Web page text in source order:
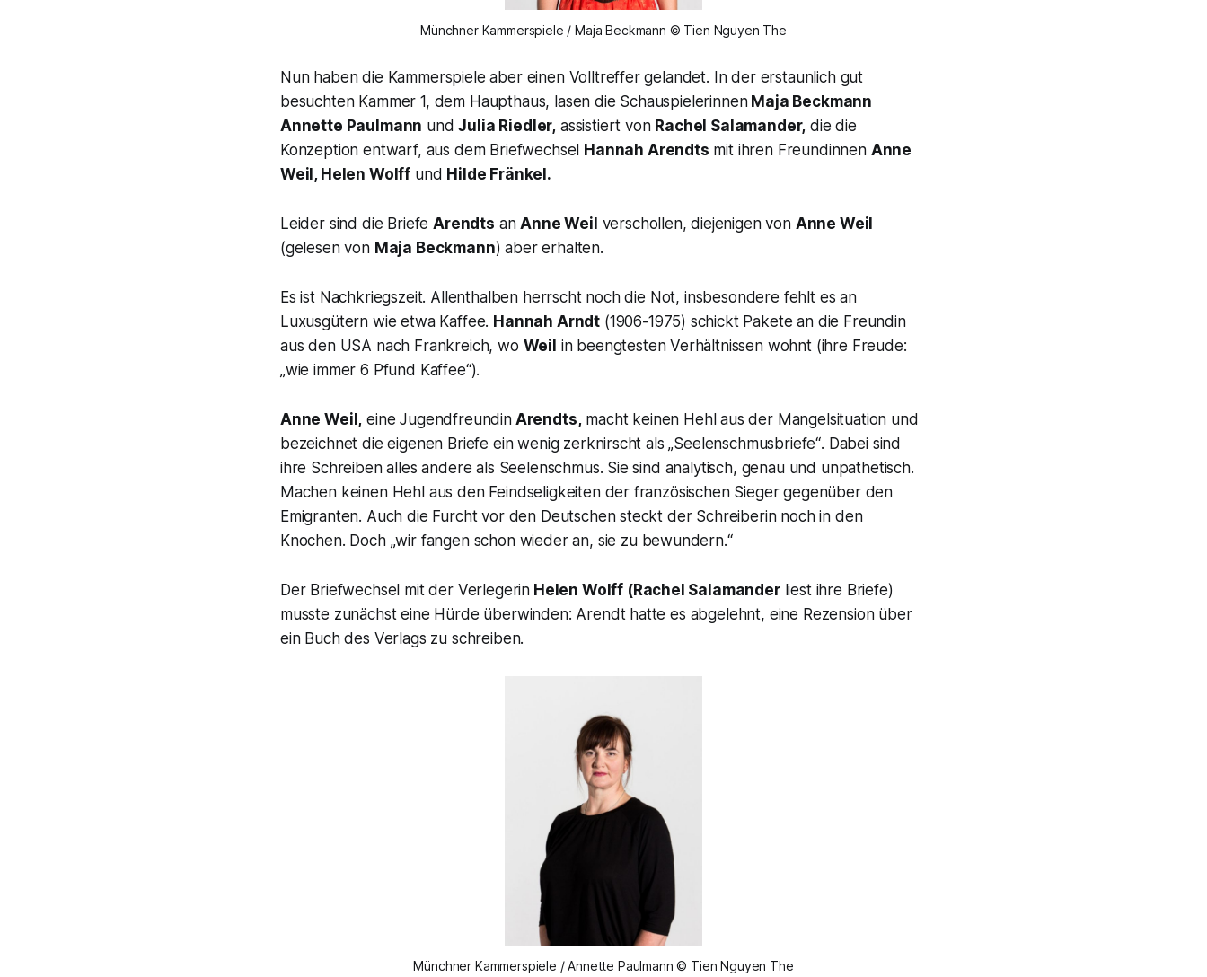
Münchner Kammerspiele / Maja Beckmann © Tien Nguyen The
Nun haben die Kammerspiele aber einen Volltreffer gelandet. In der erstaunlich gut
besuchten Kammer 1, dem Haupthaus, lasen die SchauspielerinnenMaja Beckmann
Annette Paulmann undJulia Riedler, assistiert von Rachel Salamander, die die
Konzeption entwarf, aus dem Briefwechsel Hannah Arendts mit ihren Freundinnen Anne
Weil, Helen Wolff und Hilde Fränkel.
Leider sind die BriefeArendts anAnne Weil verschollen, diejenigen von Anne Weil
(gelesen von Maja Beckmann) aber erhalten.
Es ist Nachkriegszeit. Allenthalben herrscht noch die Not, insbesondere fehlt es an
Luxusgütern wie etwa Kaffee. Hannah Arndt (1906-1975) schickt Pakete an die Freundin
aus den USA nach Frankreich, wo Weil in beengtesten Verhältnissen wohnt (ihre Freude:
„wie immer 6 Pfund Kaffee“).
Anne Weil, eine JugendfreundinArendts,macht keinen Hehl aus der Mangelsituation und
bezeichnet die eigenen Briefe ein wenig zerknirscht als„Seelenschmusbriefe“. Dabei sind
ihre Schreiben alles andere als Seelenschmus. Sie sind analytisch, genau und unpathetisch.
Machen keinen Hehl aus den Feindseligkeiten der französischen Sieger gegenüber den
Emigranten. Auch die Furcht vor den Deutschen steckt der Schreiberin noch in den
Knochen. Doch „wir fangen schon wieder an, sie zu bewundern.“
Der Briefwechsel mit der Verlegerin Helen Wolff (Rachel Salamanderliest ihre Briefe)
musste zunächst eine Hürde überwinden: Arendt hatte es abgelehnt, eine Rezension über
ein Buch des Verlags zu schreiben.
Münchner Kammerspiele / Annette Paulmann © Tien Nguyen The